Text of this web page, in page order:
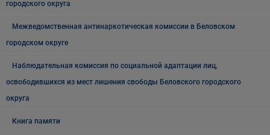
городского округа
Межведомственная антинаркотическая комиссии в Беловском
городском округе
Наблюдательная комиссия по социальной адаптации лиц,
освободившихся из мест лишения свободы Беловского городского
округа
Книга памяти